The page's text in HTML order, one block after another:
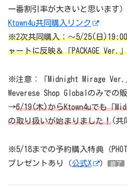
一番割引率が大きいと思います）
Ktown4u共同購入リンク
※2次共同購入：～5/25(日
ャートに反映＆「PACKAGE Ver.
※注意：「Midnight Mirage Ver.」
Weverese Shop Globalのみでの
→6/19(木)からKtown4uでも「
の取り扱いが始まりました！(共
※5/18までの予約購入特典（
プレゼントあり（公式X ） 終了